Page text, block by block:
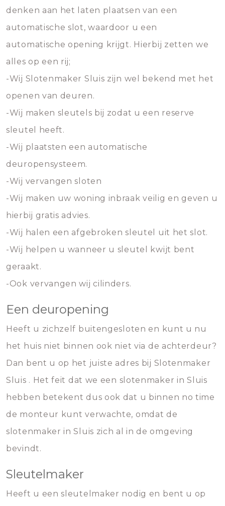
denken aan het laten plaatsen van een
automatische slot, waardoor u een
automatische opening krijgt. Hierbij zetten we
alles op een rij;
-Wij Slotenmaker Sluis zijn wel bekend met het
openen van deuren.
-Wij maken sleutels bij zodat u een reserve
sleutel heeft.
-Wij plaatsten een automatische
deuropensysteem.
-Wij vervangen sloten
-Wij maken uw woning inbraak veilig en geven u
hierbij gratis advies.
-Wij halen een afgebroken sleutel uit het slot.
-Wij helpen u wanneer u sleutel kwijt bent
geraakt.
-Ook vervangen wij cilinders.
Een deuropening
Heeft u zichzelf buitengesloten en kunt u nu
het huis niet binnen ook niet via de achterdeur?
Dan bent u op het juiste adres bij Slotenmaker
Sluis . Het feit dat we een slotenmaker in Sluis
hebben betekent dus ook dat u binnen no time
de monteur kunt verwachte, omdat de
slotenmaker in Sluis zich al in de omgeving
bevindt.
Sleutelmaker
Heeft u een sleutelmaker nodig en bent u op